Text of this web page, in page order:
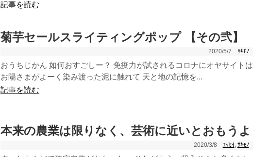
記事を読む
菊芋セールスライティングポップ 【その弐】
2020/5/7 ｻｷﾓﾉ
おうちじかん 如何おすごしー？ 免疫力が試されるコロナにオヤサイトは
お陽さまがよーく染み渡った泥に触れて 天と地の記憶を...
記事を読む
本来の農業は限りなく、芸術に近いとおもうよ
2020/3/8 ｴｯｾｲ, ｻｷﾓﾉ